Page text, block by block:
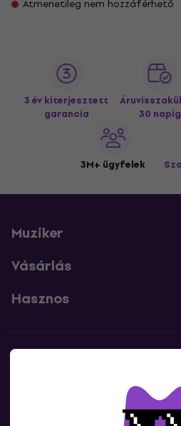
Átmenetileg nem hozzáférhető
3 év kiterjesztett
garancia
30 napig
3M+ ügyfelek
Muziker
Vásárlás
Hasznos
Lépj